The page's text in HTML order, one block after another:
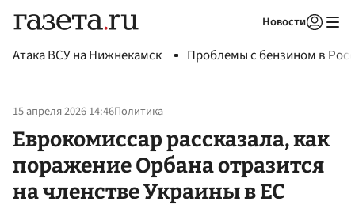
Новости
Атака ВСУ на Нижнекамск Проблемы с бензином в
15 апреля 2026 14:46Политика
Еврокомиссар рассказала, как
поражение Орбана отразится
на членстве Украины в ЕС